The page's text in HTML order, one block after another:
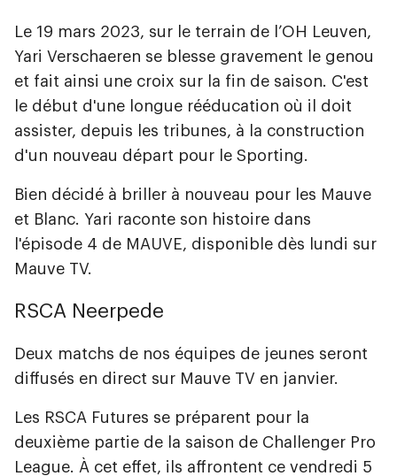
Le 19 mars 2023, sur le terrain de l’OH Leuven,
Yari Verschaeren se blesse gravement le genou
et fait ainsi une croix sur la fin de saison. C'est
le début d'une longue rééducation où il doit
assister, depuis les tribunes, à la construction
d'un nouveau départ pour le Sporting.
Bien décidé à briller à nouveau pour les Mauve
et Blanc. Yari raconte son histoire dans
l'épisode 4 de MAUVE, disponible dès lundi sur
Mauve TV.
RSCA Neerpede
Deux matchs de nos équipes de jeunes seront
diffusés en direct sur Mauve TV en janvier.
Les RSCA Futures se préparent pour la
deuxième partie de la saison de Challenger Pro
League. À cet effet, ils affrontent ce vendredi 5